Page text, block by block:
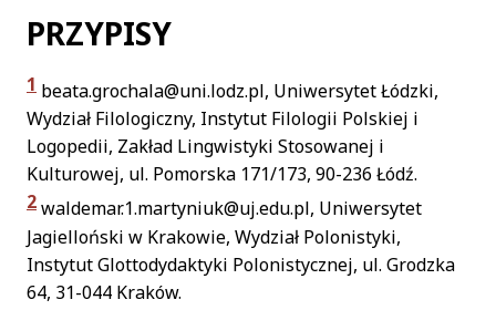
PRZYPISY
1 beata.grochala@uni.lodz.pl, Uniwersytet Łódzki,
Wydział Filologiczny, Instytut Filologii Polskiej i
Logopedii, Zakład Lingwistyki Stosowanej i
Kulturowej, ul. Pomorska 171/173, 90-236 Łódź.
2waldemar.1.martyniuk@uj.edu.pl, Uniwersytet
Jagielloński w Krakowie, Wydział Polonistyki,
Instytut Glottodydaktyki Polonistycznej, ul. Grodzka
64, 31-044 Kraków.